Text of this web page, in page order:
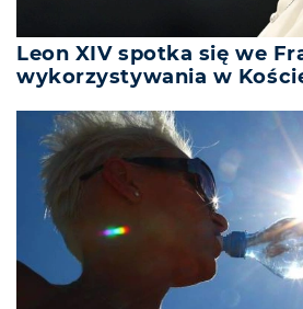
Leon XIV spotka się we
wykorzystywania w